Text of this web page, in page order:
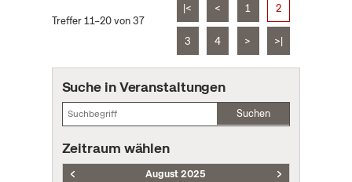
Treffer 11–20 von 37
|< < 1 2
3 4 > >|
Suche in Veranstaltungen
Suchen
Zeitraum wählen
August 2025